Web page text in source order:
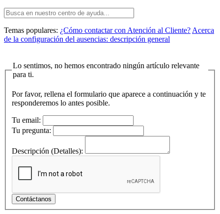
Temas populares: ¿Cómo contactar con Atención al Cliente? Acerca
de la configuración del ausencias: descripción general
Lo sentimos, no hemos encontrado ningún artículo relevante
para ti.
Por favor, rellena el formulario que aparece a continuación y te
responderemos lo antes posible.
Tu email:
Tu pregunta:
Descripción (Detalles):